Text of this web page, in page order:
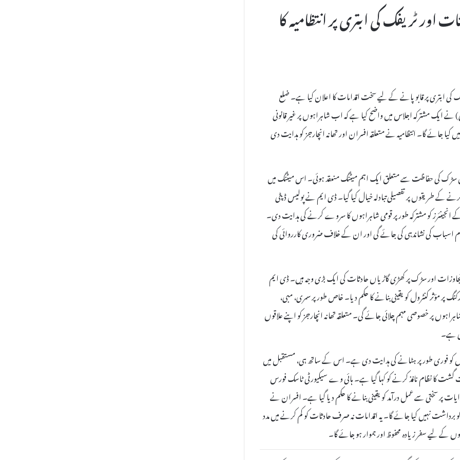
اور ٹریفک کی ابتری پر انتظامیہ کا
کی ابتری پر قابو پانے کے لیے سخت اقدامات کا اعلان کیا ہے۔ ضلع
ایک مشترکہ اجلاس میں واضح کیا ہے کہ اب شاہراہوں پر غیر قانونی
جائے گا۔ انتظامیہ نے متعلقہ افسران اور تھانہ انچارجز کو ہدایت دی
سڑک کی حفاظت سے متعلق ایک اہم میٹنگ منعقد ہوئی۔ اس میٹنگ میں
کے طریقوں پر تفصیلی تبادلہ خیال کیا گیا۔ ڈی ایم نے پولیس ڈپٹی
کو مشترکہ طور پر قومی شاہراہوں کا سروے کرنے کی ہدایت دی۔
کی نشاندہی کی جائے گی اور ان کے خلاف ضروری کارروائی کی
اور سڑک پر کھڑی گاڑیاں حادثات کی ایک بڑی وجہ ہیں۔ ڈی ایم
پر مؤثر کنٹرول کو یقینی بنانے کا حکم دیا۔ خاص طور پر سمری، مبی،
پر خصوصی مہم چلائی جائے گی۔ متعلقہ تھانہ انچارجز کو اپنے علاقوں
ہے۔
کو فوری طور پر ہٹانے کی ہدایت دی ہے۔ اس کے ساتھ ہی، مستقبل میں
گشت کا نظام نافذ کرنے کو کہا گیا ہے۔ ہائی وے سیکیورٹی ٹاسک فورس
سختی سے عمل درآمد کو یقینی بنانے کا حکم دیا گیا ہے۔ افسران نے
نہیں کیا جائے گا۔ یہ اقدامات نہ صرف حادثات کو کم کرنے میں مدد
کے لیے سفر زیادہ محفوظ اور ہموار ہو جائے گا۔